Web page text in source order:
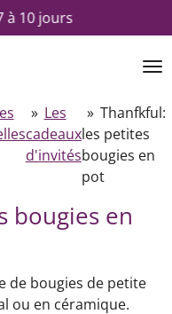
à 10 jours
» Les
cadeaux
d'invités
» Thanfkful:
les petites
bougies en
pot
bougies en
de bougies de petite
ou en céramique.